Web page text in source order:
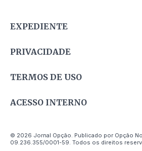
EXPEDIENTE
PRIVACIDADE
TERMOS DE USO
ACESSO INTERNO
© 2026 Jornal Opção. Publicado por Opção
09.236.355/0001-59. Todos os direitos